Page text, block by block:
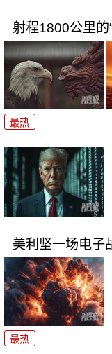
射程1800公里的
最热
美利坚一场电子
最热